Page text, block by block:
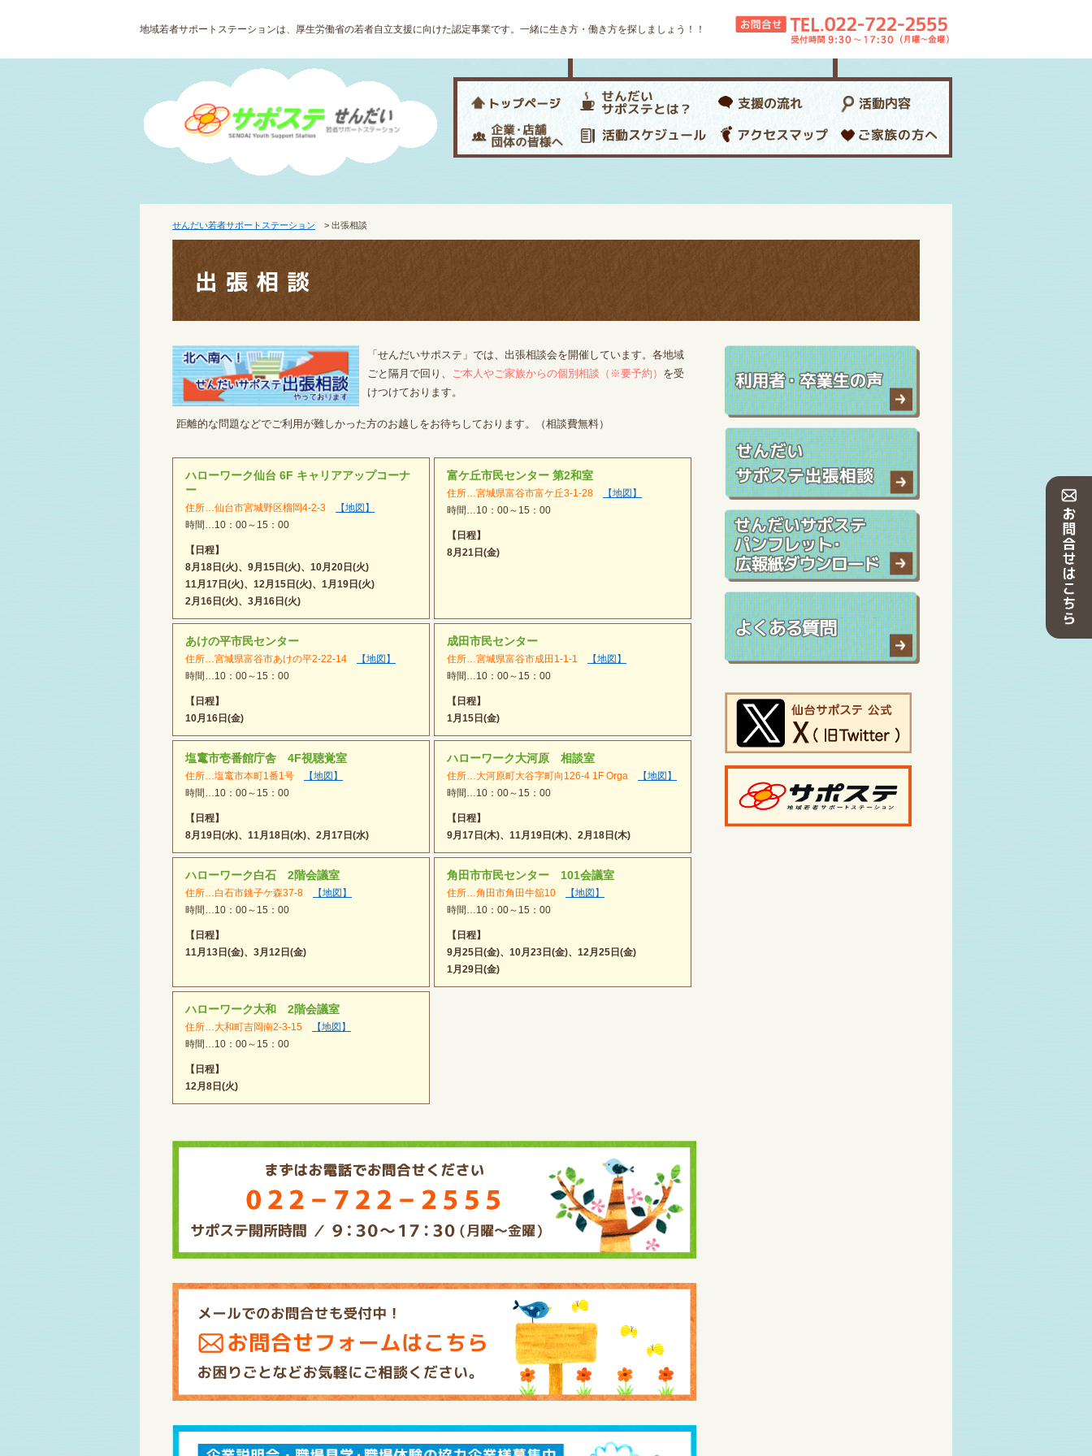
地域若者サポートステーションは、厚生労働省の若者自立支援に向けた認定事業です。一緒に生き方・働き方を探しましょう！！
せんだい若者サポートステーション > 出張相談
「せんだいサポステ」では、出張相談会を開催しています。各地域
ごと隔月で回り、 ご本人やご家族からの個別相談（※要予約） を受
けつけております。
距離的な問題などでご利用が難しかった方のお越しをお待ちしております。（相談費無料）
ハローワーク仙台 6F キャリアアップコーナ
ー
住所…仙台市宮城野区榴岡4-2-3
【地図】
時間…10：00～15：00
【日程】
8月18日(火)、9月15日(火)、10月20日(火)
11月17日(火)、12月15日(火)、1月19日(火)
2月16日(火)、3月16日(火)
富ケ丘市民センター 第2和室
住所…宮城県富谷市富ケ丘3-1-28
【地図】
時間…10：00～15：00
【日程】
8月21日(金)
あけの平市民センター
住所…宮城県富谷市あけの平2-22-14
【地図】
時間…10：00～15：00
【日程】
10月16日(金)
成田市民センター
住所…宮城県富谷市成田1-1-1
【地図】
時間…10：00～15：00
【日程】
1月15日(金)
塩竃市壱番館庁舎 4F視聴覚室
住所…塩竃市本町1番1号
【地図】
時間…10：00～15：00
【日程】
8月19日(水)、11月18日(水)、2月17日(水)
ハローワーク大河原 相談室
住所…大河原町大谷字町向126-4 1F Orga
【地図】
時間…10：00～15：00
【日程】
9月17日(木)、11月19日(木)、2月18日(木)
ハローワーク白石 2階会議室
住所…白石市銚子ケ森37-8
【地図】
時間…10：00～15：00
【日程】
11月13日(金)、3月12日(金)
角田市市民センター 101会議室
住所…角田市角田牛舘10
【地図】
時間…10：00～15：00
【日程】
9月25日(金)、10月23日(金)、12月25日(金)
1月29日(金)
ハローワーク大和 2階会議室
住所…大和町吉岡南2-3-15
【地図】
時間…10：00～15：00
【日程】
12月8日(火)